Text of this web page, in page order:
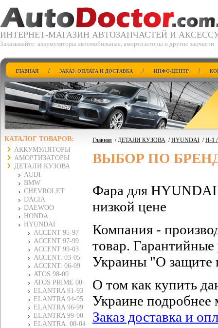
ИНТЕРНЕТ-МАГАЗИН АВТОЗАПЧАСТЕЙ И
Заказывайте: аккумуляторы автомобильные, амортизаторы и другие запчасти
ГЛАВНАЯ / ЗАКАЗ, ОПЛАТА И ДОСТАВКА / ИНФО-ЦЕНТР /
КАТАЛОГ ТОВАРОВ:
АККУМУЛЯТОРЫ
АМОРТИЗАТОРЫ
ДЕТАЛИ КУЗОВА
AUDI
BMW
CHEVROLET
DACIA
DAEWOO
HONDA
HYUNDAI
ACCENT 95-97
ACCENT 97-99
ACCENT 99-03
ACCENT. 03-05
ACCENT. 06-09
ATOS 98-00
ATOS PRIME 00-
ELANTRA 91-93
ELANTRA 94-95
ELANTRA 96-99
ELANTRA 99-00
ELANTRA. 00-04
Главная /ДЕТАЛИ КУЗОВА /HYUNDAI /H-1
ВЫБОР ПО
Фара для
низкой цене
Компания -
товар. Гарантийные
Украины "О защите
О том как купить
Украине подробнее
Заказ доставка и